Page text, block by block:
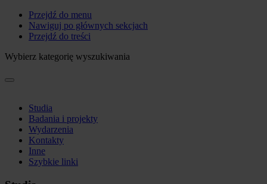
Przejdź do menu
Nawiguj po głównych sekcjach
Przejdź do treści
Wybierz kategorię wyszukiwania
Studia
Badania i projekty
Wydarzenia
Kontakty
Inne
Szybkie linki